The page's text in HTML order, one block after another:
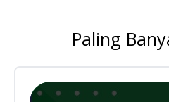
Paling